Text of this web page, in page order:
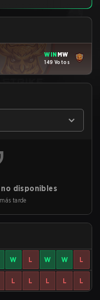
WIN MW
149 Votos
disponibles
tarde
W L W W L
L L L L L